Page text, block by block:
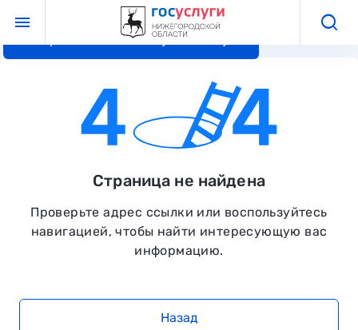
Перейти к основному контенту
Страница не найдена
Проверьте адрес ссылки или воспользуйтесь
навигацией, чтобы найти интересующую вас
информацию.
Назад